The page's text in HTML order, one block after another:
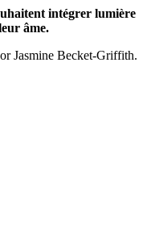
intégrer lumière
âme.
Jasmine Becket-Griffith.